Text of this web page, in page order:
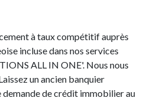
à taux compétitif auprès
incluse dans nos services
ALL IN ONE'. Nous nous
un ancien banquier
de crédit immobilier au